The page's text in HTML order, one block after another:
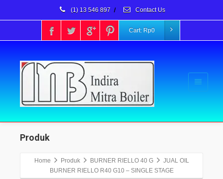
(1) 13 546 897 / Contact Us
Cart: Rp0
Produk
Home Produk BURNER RIELLO 40 G
JUAL OIL
BURNER RIELLO R40 G10 – SINGLE STAGE